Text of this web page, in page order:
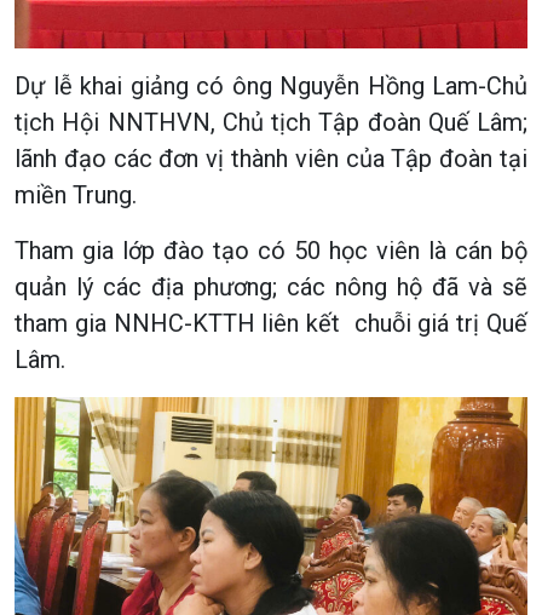
Dự lễ khai giảng có ông Nguyễn Hồng Lam-Chủ
tịch Hội NNTHVN, Chủ tịch Tập đoàn Quế Lâm;
lãnh đạo các đơn vị thành viên của Tập đoàn tại
miền Trung.
Tham gia lớp đào tạo có 50 học viên là cán bộ
quản lý các địa phương; các nông hộ đã và sẽ
tham gia NNHC-KTTH liên kết chuỗi giá trị Quế
Lâm.